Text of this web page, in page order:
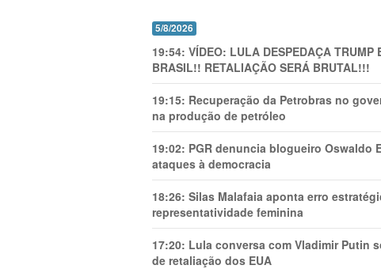
5/8/2026
19:54: VÍDEO: LULA DESPEDAÇA TRUMP
BRASIL!! RETALIAÇÃO SERÁ BRUTAL!!!
19:15: Recuperação da Petrobras no
na produção de petróleo
19:02: PGR denuncia blogueiro Oswaldo
ataques à democracia
18:26: Silas Malafaia aponta erro
representatividade feminina
17:20: Lula conversa com Vladimir Putin
de retaliação dos EUA